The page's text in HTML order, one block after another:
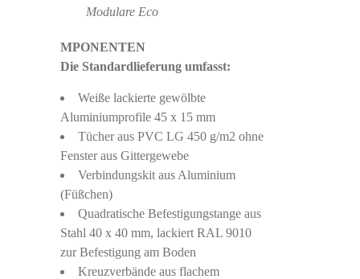
Modulare Eco
MPONENTEN
Die Standardlieferung umfasst:
Weiße lackierte gewölbte
Aluminiumprofile 45 x 15 mm
Tücher aus PVC LG 450 g/m2 ohne
Fenster aus Gittergewebe
Verbindungskit aus Aluminium
(Füßchen)
Quadratische Befestigungstange aus
Stahl 40 x 40 mm, lackiert RAL 9010
zur Befestigung am Boden
Kreuzverbände aus flachem